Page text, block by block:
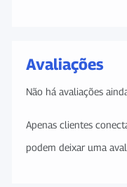
Avaliações
Não há avaliações
Apenas clientes
podem deixar uma